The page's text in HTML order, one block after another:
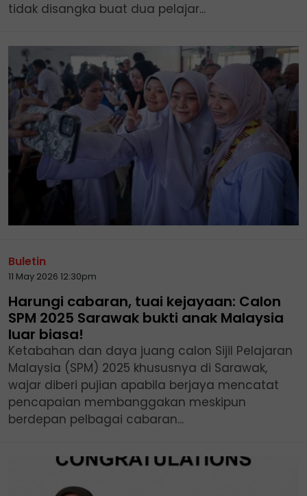
tidak disangka buat dua pelajar...
Buletin
11 May 2026 12:30pm
Harungi cabaran, tuai kejayaan: Calon
SPM 2025 Sarawak bukti anak Malaysia
luar biasa!
Ketabahan dan daya juang calon Sijil Pelajaran
Malaysia (SPM) 2025 khususnya di Sarawak,
wajar diberi pujian apabila berjaya mencatat
pencapaian membanggakan meskipun
berdepan pelbagai cabaran...